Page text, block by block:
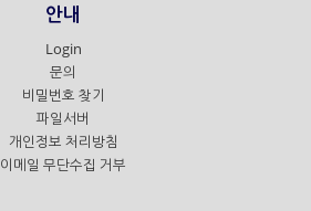
안내
Login
문의
비밀번호 찾기
파일서버
개인정보 처리방침
이메일 무단수집 거부